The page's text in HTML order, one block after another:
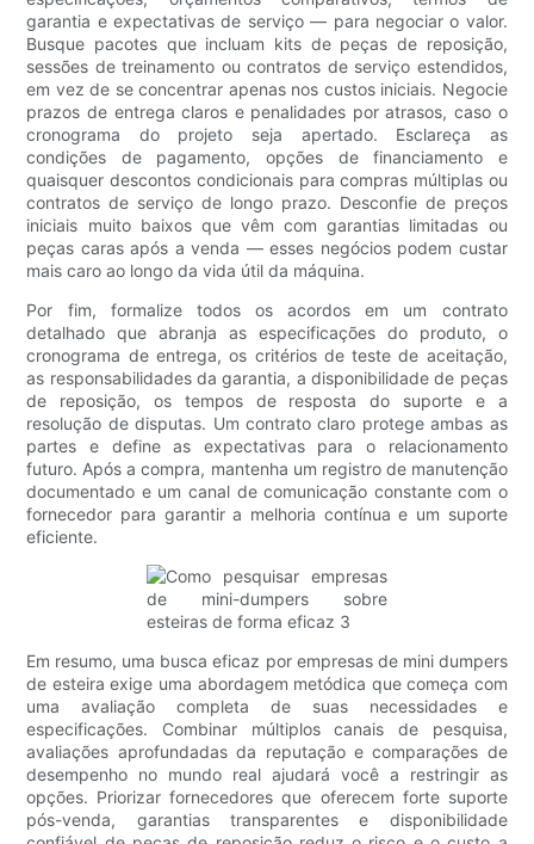
garantia e expectativas de serviço — para negociar o valor.
Busque pacotes que incluam kits de peças de reposição,
sessões de treinamento ou contratos de serviço estendidos,
em vez de se concentrar apenas nos custos iniciais. Negocie
prazos de entrega claros e penalidades por atrasos, caso o
cronograma do projeto seja apertado. Esclareça as
condições de pagamento, opções de financiamento e
quaisquer descontos condicionais para compras múltiplas ou
contratos de serviço de longo prazo. Desconfie de preços
iniciais muito baixos que vêm com garantias limitadas ou
peças caras após a venda — esses negócios podem custar
mais caro ao longo da vida útil da máquina.
Por fim, formalize todos os acordos em um contrato
detalhado que abranja as especificações do produto, o
cronograma de entrega, os critérios de teste de aceitação,
as responsabilidades da garantia, a disponibilidade de peças
de reposição, os tempos de resposta do suporte e a
resolução de disputas. Um contrato claro protege ambas as
partes e define as expectativas para o relacionamento
futuro. Após a compra, mantenha um registro de manutenção
documentado e um canal de comunicação constante com o
fornecedor para garantir a melhoria contínua e um suporte
eficiente.
Em resumo, uma busca eficaz por empresas de mini dumpers
de esteira exige uma abordagem metódica que começa com
uma avaliação completa de suas necessidades e
especificações. Combinar múltiplos canais de pesquisa,
avaliações aprofundadas da reputação e comparações de
desempenho no mundo real ajudará você a restringir as
opções. Priorizar fornecedores que oferecem forte suporte
pós-venda, garantias transparentes e disponibilidade